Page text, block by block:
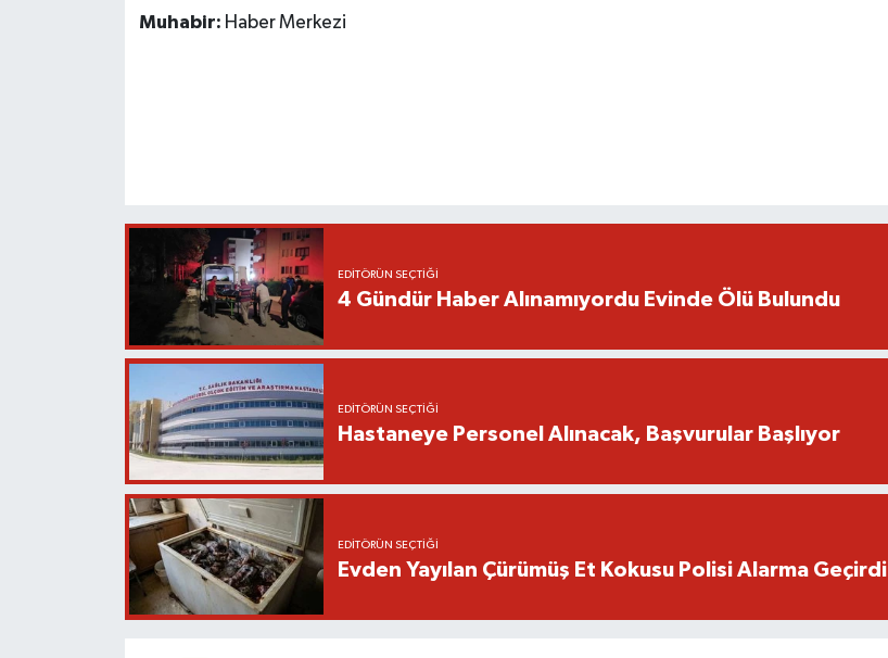
Muhabir: Haber Merkezi
EDITÖRÜN SEÇTIĞI
4 Gündür Haber Alınamıyordu Evinde Ölü Bulundu
EDITÖRÜN SEÇTIĞI
Hastaneye Personel Alınacak, Başvurular Başlıyor
EDITÖRÜN SEÇTIĞI
Evden Yayılan Çürümüş Et Kokusu Polisi Alarma Geçirdi